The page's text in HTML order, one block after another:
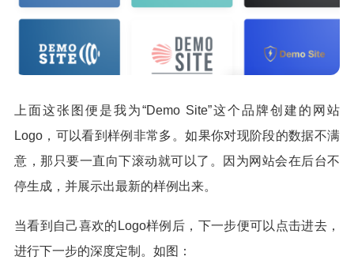
上面这张图便是我为“Demo Site”这个品牌创建的网站
Logo，可以看到样例非常多。如果你对现阶段的数据不满
意，那只要一直向下滚动就可以了。因为网站会在后台不
停生成，并展示出最新的样例出来。
当看到自己喜欢的Logo样例后，下一步便可以点击进去，
进行下一步的深度定制。如图：